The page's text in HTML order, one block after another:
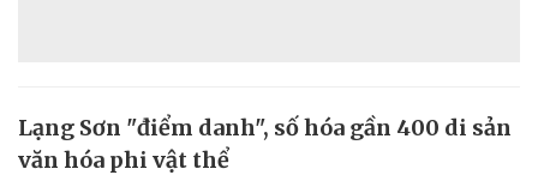
Lạng Sơn "điểm danh", số hóa gần 400 di sản
văn hóa phi vật thể